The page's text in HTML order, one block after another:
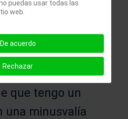
en la
que medio-
me
que tengo un
una minusvalía
puedas usar todas las
web.
De acuerdo
Rechazar